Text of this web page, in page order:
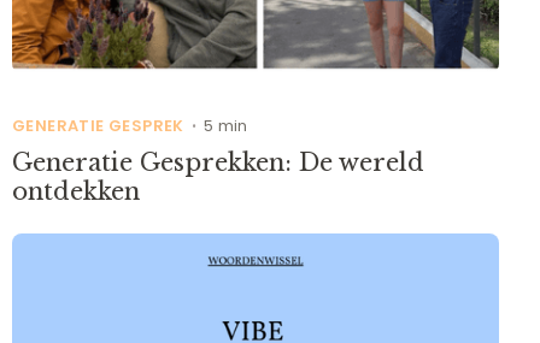
GENERATIE GESPREK • 5 min
Generatie Gesprekken: De wereld
ontdekken